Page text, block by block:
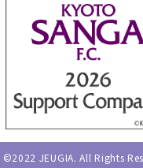
©2022 JEUGIA. All Rights